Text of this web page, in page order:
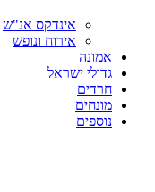
אינדקס אנ"ש
אירוח ונופש
אמונה
גדולי ישראל
חרדים
מונחים
נוספים